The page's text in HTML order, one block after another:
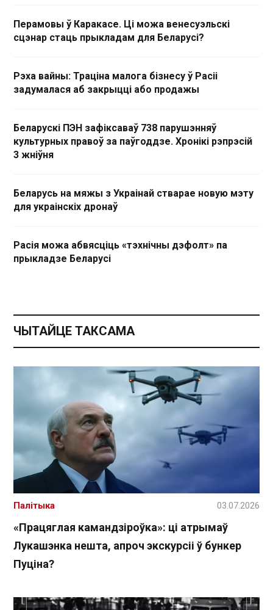
Перамовы ў Каракасе. Ці можа венесуэльскі
сцэнар стаць прыкладам для Беларусі?
Рэха вайны: Траціна малога бізнесу ў Расіі
задумалася аб закрыцці або продажы
Беларускі ПЭН зафіксаваў 738 парушэнняў
культурных правоў за паўгоддзе. Хронікі рэпрэсій
3 жніўня
Беларусь на мяжы з Украінай стварае новую мэту
для украінскіх дронаў
Расія можа абвясціць «тэхнічны дэфолт» па
прыкладзе Беларусі
ЧЫТАЙЦЕ ТАКСАМА
«Працяглая камандзіроўка»: ці атрымаў
Лукашэнка нешта, апроч экскурсіі ў бункер
Пуціна?
Палітыка 03.07.2026